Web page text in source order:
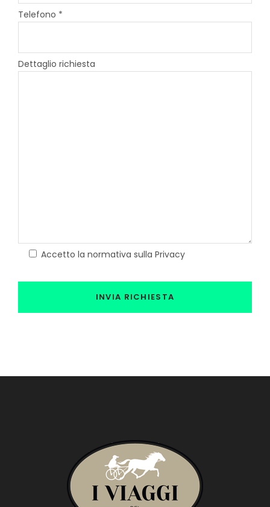
Telefono *
Dettaglio richiesta
Accetto la normativa sulla Privacy